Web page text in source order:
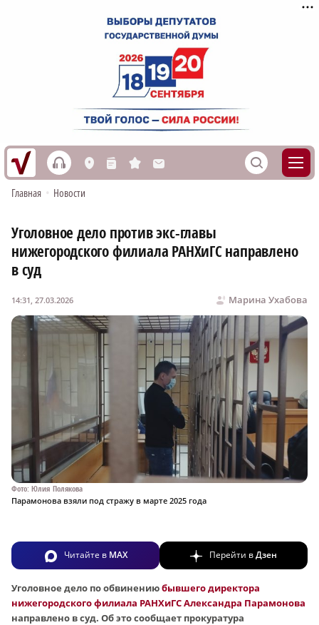
h L n s M S
Главная • Новости
Уголовное дело против экс-главы
нижегородского филиала РАНХиГС направлено
в суд
Марина Ухабова
14:31, 27.03.2026
Фото: Юлия Полякова
Парамонова взяли под стражу в марте 2025 года
Читайте в MAX Перейти вДзен
Уголовное дело по обвинениюбывшего директора
нижегородского филиала РАНХиГС Александра Парамонова
направлено в суд. Об это сообщает прокуратура